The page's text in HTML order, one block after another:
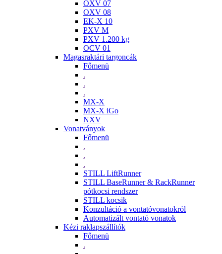
OXV 07
OXV 08
EK-X 10
PXV M
PXV 1.200 kg
OCV 01
Magasraktári targoncák
Főmenü
.
.
.
MX-X
MX-X iGo
NXV
Vonatványok
Főmenü
.
.
.
STILL LiftRunner
STILL BaseRunner & RackRunner
pótkocsi rendszer
STILL kocsik
Konzultáció a vontatóvonatokról
Automatizált vontató vonatok
Kézi raklapszállítók
Főmenü
.